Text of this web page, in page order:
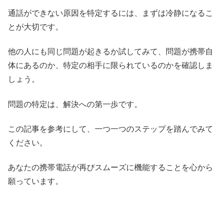
通話ができない原因を特定するには、まずは冷静になるこ
とが大切です。
他の人にも同じ問題が起きるか試してみて、問題が携帯自
体にあるのか、特定の相手に限られているのかを確認しま
しょう。
問題の特定は、解決への第一歩です。
この記事を参考にして、一つ一つのステップを踏んでみて
ください。
あなたの携帯電話が再びスムーズに機能することを心から
願っています。